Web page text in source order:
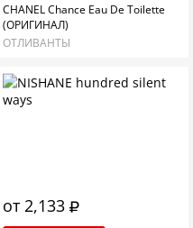
CHANEL Chance Eau De Toilette
(ОРИГИНАЛ)
ОТЛИВАНТЫ
от 2,133